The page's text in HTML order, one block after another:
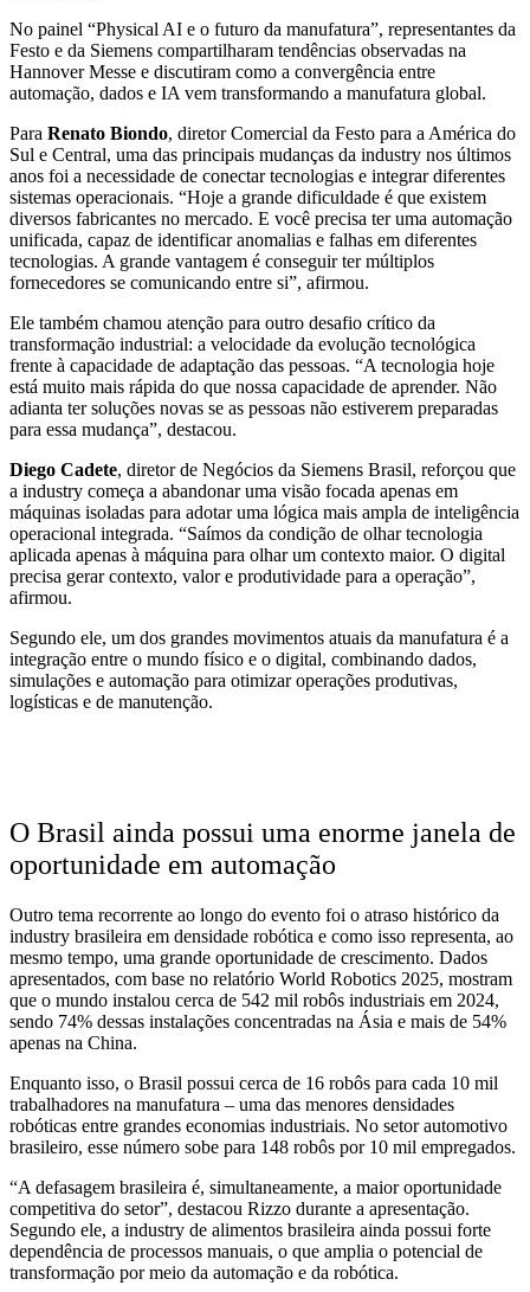
No painel “Physical AI e o futuro da manufatura”, representantes da
Festo e da Siemens compartilharam tendências observadas na
Hannover Messe e discutiram como a convergência entre
automação, dados e IA vem transformando a manufatura global.
Para Renato Biondo, diretor Comercial da Festo para a América do
Sul e Central, uma das principais mudanças da industry nos últimos
anos foi a necessidade de conectar tecnologias e integrar diferentes
sistemas operacionais. “Hoje a grande dificuldade é que existem
diversos fabricantes no mercado. E você precisa ter uma automação
unificada, capaz de identificar anomalias e falhas em diferentes
tecnologias. A grande vantagem é conseguir ter múltiplos
fornecedores se comunicando entre si”, afirmou.
Ele também chamou atenção para outro desafio crítico da
transformação industrial: a velocidade da evolução tecnológica
frente à capacidade de adaptação das pessoas. “A tecnologia hoje
está muito mais rápida do que nossa capacidade de aprender. Não
adianta ter soluções novas se as pessoas não estiverem preparadas
para essa mudança”, destacou.
Diego Cadete, diretor de Negócios da Siemens Brasil, reforçou que
a industry começa a abandonar uma visão focada apenas em
máquinas isoladas para adotar uma lógica mais ampla de inteligência
operacional integrada. “Saímos da condição de olhar tecnologia
aplicada apenas à máquina para olhar um contexto maior. O digital
precisa gerar contexto, valor e produtividade para a operação”,
afirmou.
Segundo ele, um dos grandes movimentos atuais da manufatura é a
integração entre o mundo físico e o digital, combinando dados,
simulações e automação para otimizar operações produtivas,
logísticas e de manutenção.
O Brasil ainda possui uma enorme janela de
oportunidade em automação
Outro tema recorrente ao longo do evento foi o atraso histórico da
industry brasileira em densidade robótica e como isso representa, ao
mesmo tempo, uma grande oportunidade de crescimento. Dados
apresentados, com base no relatório World Robotics 2025, mostram
que o mundo instalou cerca de 542 mil robôs industriais em 2024,
sendo 74% dessas instalações concentradas na Ásia e mais de 54%
apenas na China.
Enquanto isso, o Brasil possui cerca de 16 robôs para cada 10 mil
trabalhadores na manufatura – uma das menores densidades
robóticas entre grandes economias industriais. No setor automotivo
brasileiro, esse número sobe para 148 robôs por 10 mil empregados.
“A defasagem brasileira é, simultaneamente, a maior oportunidade
competitiva do setor”, destacou Rizzo durante a apresentação.
Segundo ele, a industry de alimentos brasileira ainda possui forte
dependência de processos manuais, o que amplia o potencial de
transformação por meio da automação e da robótica.